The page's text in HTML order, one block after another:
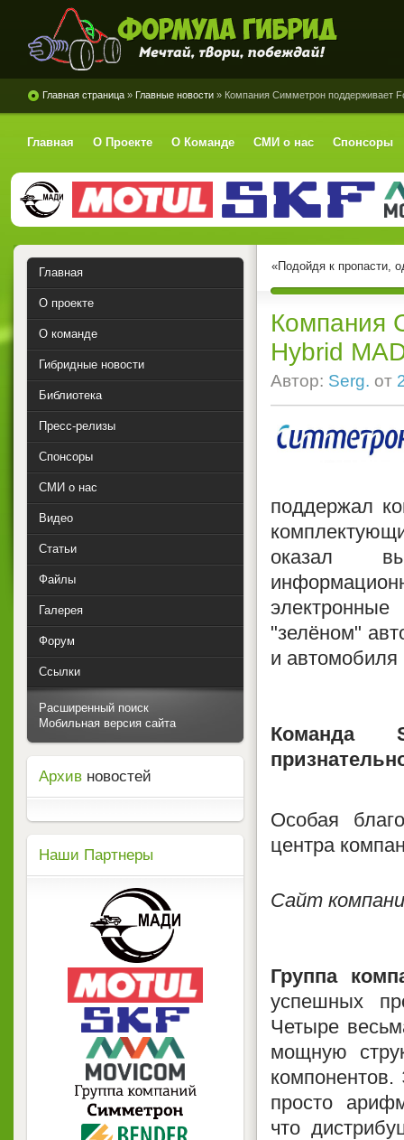
Формула Гибрид
Главная страница » Главные новости » Компания Симметрон поддерживает
Главная О Проекте О Команде СМИ о нас Спонсоры
«Подойдя к пропасти,
Компания
Hybrid
Автор: Serg. от
поддержал
оказал
"зелёном"
и
Команда
Особая
центра
Сайт
Группа
успешных
Четыре
мощную
просто
что
Главная
О проекте
О команде
Гибридные новости
Библиотека
Пресс-релизы
Спонсоры
СМИ о нас
Видео
Статьи
Файлы
Галерея
Форум
Ссылки
Расширенный поиск
Мобильная версия сайта
Архив новостей
Наши Партнеры